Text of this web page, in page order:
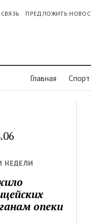
ПРЕДЛОЖИТЬ
Главная Спорт
НЕДЕЛИ
опеки